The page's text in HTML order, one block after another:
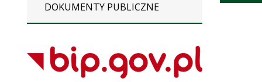
DOKUMENTY PUBLICZNE